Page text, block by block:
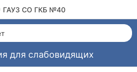
ГАУЗ СО ГКБ №40
для слабовидящих
УСЛУГИ